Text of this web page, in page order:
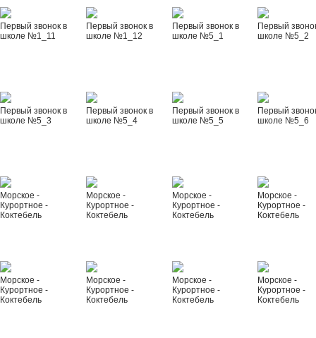
Первый звонок в
школе №1_11
Первый звонок в
школе №1_12
Первый звонок в
школе №5_1
Первый
школе №5_2
Первый звонок в
школе №5_3
Первый звонок в
школе №5_4
Первый звонок в
школе №5_5
Первый
школе №5_6
Морское -
Курортное -
Коктебель
Морское -
Курортное -
Коктебель
Морское -
Курортное -
Коктебель
Морское -
Курортное -
Коктебель
Морское -
Курортное -
Коктебель
Морское -
Курортное -
Коктебель
Морское -
Курортное -
Коктебель
Морское -
Курортное -
Коктебель